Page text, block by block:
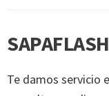
Te damos servicio